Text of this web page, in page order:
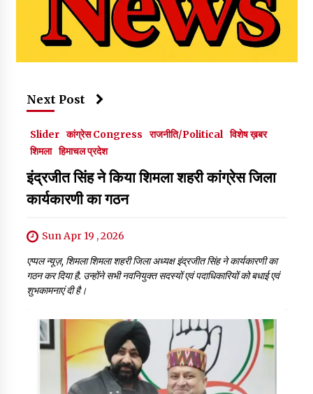
Next Post
Slider कांग्रेस Congress राजनीति/Political विशेष ख़बर
शिमला हिमाचल प्रदेश
इंद्रजीत सिंह ने किया शिमला शहरी कांग्रेस जिला
कार्यकारणी का गठन
Sun Apr 19 , 2026
एप्पल न्यूज़, शिमला शिमला शहरी जिला अध्यक्ष इंद्रजीत सिंह ने कार्यकारणी का
गठन कर दिया है. उन्होंने सभी नवनियुक्त सदस्यों एवं पदाधिकारियों को बधाई एवं
शुभकामनाएं दी है।